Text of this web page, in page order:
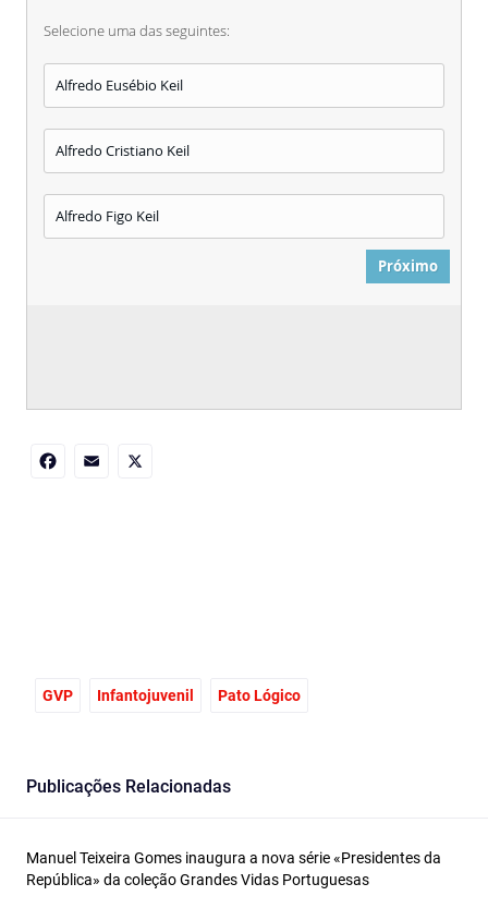
GVP Infantojuvenil Pato Lógico
Publicações Relacionadas
Manuel Teixeira Gomes inaugura a nova série «Presidentes da
República» da coleção Grandes Vidas Portuguesas